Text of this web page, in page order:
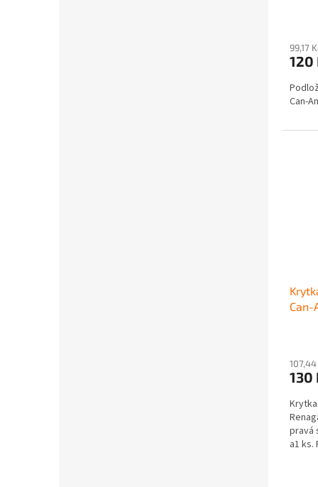
99,17
120
Can-
Can-
130
pravá
a1 ks.